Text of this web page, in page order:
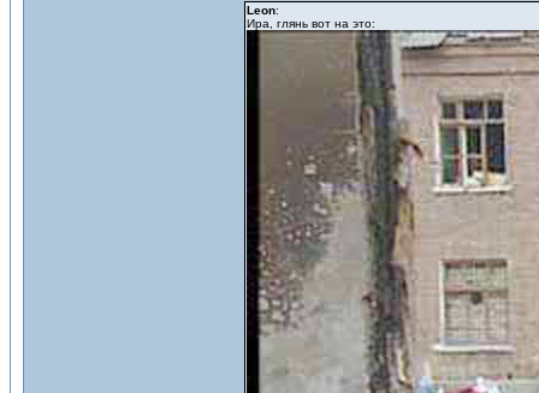
Leon:
Ира, глянь вот на это: